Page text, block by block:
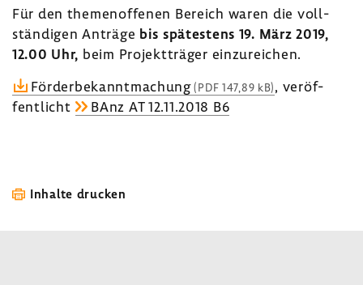
Für den themen­of­fenen Bereich waren die voll­
stän­digen Anträge bis spätes­tens 19. März 2019,
12.00 Uhr, beim Projekt­träger einzu­rei­chen.
Förder­be­kannt­ma­chung (PDF 147,89 kB), veröf­
fent­licht
BAnz AT 12.11.2018 B6
Inhalte drucken